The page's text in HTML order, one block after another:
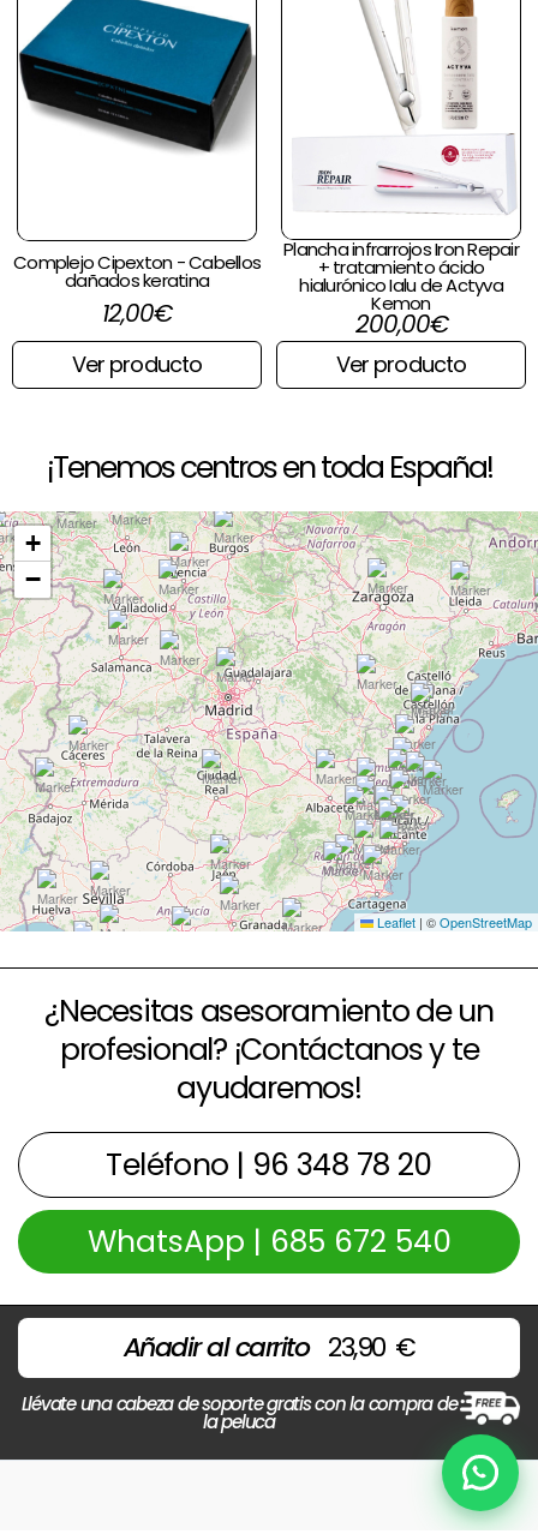
Complejo Cipexton - Cabellos
dañados keratina
12,00€
Ver producto
Plancha infrarrojos Iron Repair
+ tratamiento ácido
hialurónico Ialu de Actyva
Kemon
200,00€
Ver producto
¡Tenemos centros en toda España!
+
−
Leaflet | ©OpenStreetMap
¿Necesitas asesoramiento de un
profesional? ¡Contáctanos y te
ayudaremos!
Teléfono | 96 348 78 20
WhatsApp | 685 672 540
Añadir al carrito 23,90 €
Llévate una cabeza de soporte gratis con la compra de
la peluca
Chat